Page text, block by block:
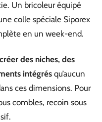
Un bricoleur équipé
colle spéciale Siporex
en un week-end.
des niches, des
intégrés qu’aucun
ces dimensions. Pour
combles, recoin sous